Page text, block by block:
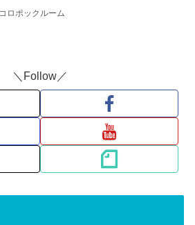
＼Follow／